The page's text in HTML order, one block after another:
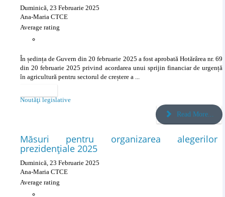
Duminică, 23 Februarie 2025
Ana-Maria CTCE
Average rating
În ședința de Guvern din 20 februarie 2025 a fost aprobată Hotărârea nr. 69
din 20 februarie 2025 privind acordarea unui sprijin financiar de urgență
în agricultură pentru sectorul de creștere a ...
Noutăţi legislative
Read More...
Măsuri pentru organizarea alegerilor
prezidențiale 2025
Duminică, 23 Februarie 2025
Ana-Maria CTCE
Average rating